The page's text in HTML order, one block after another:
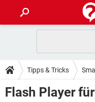
ANDROID
WINDOWS 10
TIPPS & TRICKS
SPIELE
ANDROID
DOWNLOADS
Tipps & Tricks
Flash Player